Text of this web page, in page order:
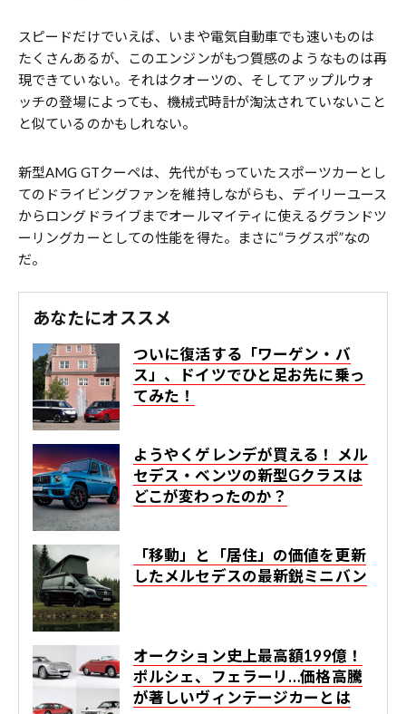
スピードだけでいえば、いまや電気自動車でも速いものは
たくさんあるが、このエンジンがもつ質感のようなものは再
現できていない。それはクオーツの、そしてアップルウォ
ッチの登場によっても、機械式時計が淘汰されていないこと
と似ているのかもしれない。
新型AMG GTクーペは、先代がもっていたスポーツカーとし
てのドライビングファンを維持しながらも、デイリーユース
からロングドライブまでオールマイティに使えるグランドツ
ーリングカーとしての性能を得た。まさに“ラグスポ”なの
だ。
あなたにオススメ
ついに復活する「ワーゲン・バ
ス」、ドイツでひと足お先に乗っ
てみた！
ようやくゲレンデが買える！ メル
セデス・ベンツの新型Gクラスは
どこが変わったのか？
「移動」と「居住」の価値を更新
したメルセデスの最新鋭ミニバン
オークション史上最高額199億！
ポルシェ、フェラーリ…価格高騰
が著しいヴィンテージカーとは